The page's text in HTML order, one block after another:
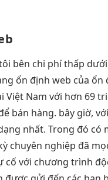
bên chi phí thấp
ổn định web của ổn
Nam với hơn 69
bán hàng. bây giờ,
nhất. Trong đó có
chuyên nghiệp đã
cố với chương trình